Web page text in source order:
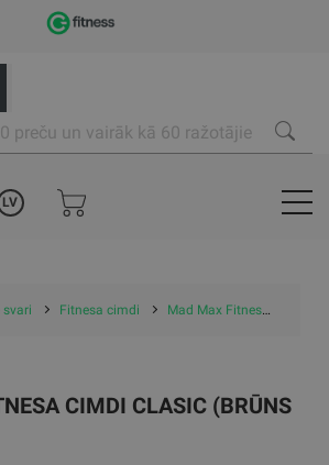
LV
svari Fitnesa cimdi Mad Max Fitnesa cimdi CLASIC (brūns ar melnu)
CIMDI CLASIC (BRŪNS